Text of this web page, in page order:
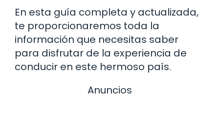
En esta guía completa y actualizada,
te proporcionaremos toda la
información que necesitas saber
para disfrutar de la experiencia de
conducir en este hermoso país.
Anuncios